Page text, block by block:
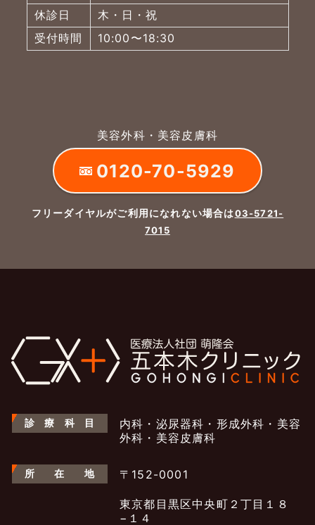
休診日
木・日・祝
受付時間
10:00〜18:30
美容外科・美容皮膚科
0120-70-5929
フリーダイヤルがご利用になれない場合は03-5721-
7015
診 療 科 目
内科・泌尿器科・形成外科・美容
外科・美容皮膚科
所 在 地 〒152-0001
東京都目黒区中央町２丁目１８
−１４